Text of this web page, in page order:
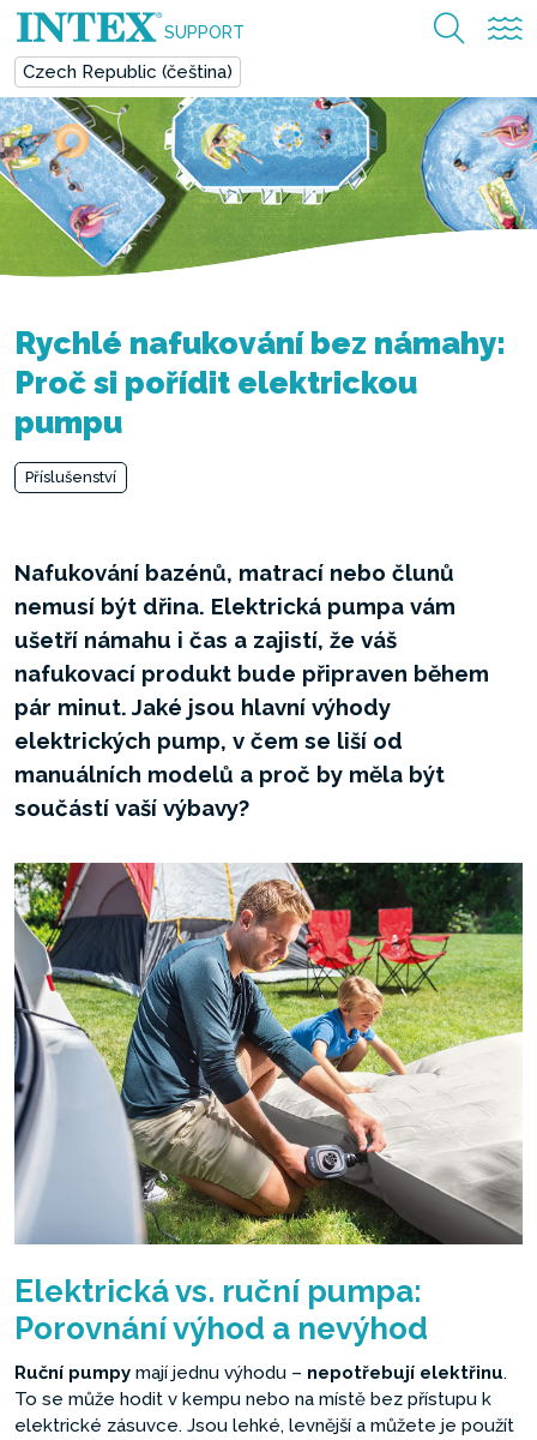
SUPPORT
Czech Republic (čeština)
Rychlé nafukování bez námahy:
Proč si pořídit elektrickou
pumpu
Příslušenství
Nafukování bazénů, matrací nebo člunů
nemusí být dřina. Elektrická pumpa vám
ušetří námahu i čas a zajistí, že váš
nafukovací produkt bude připraven během
pár minut. Jaké jsou hlavní výhody
elektrických pump, v čem se liší od
manuálních modelů a proč by měla být
součástí vaší výbavy?
Elektrická vs. ruční pumpa:
Porovnání výhod a nevýhod
Ruční pumpy mají jednu výhodu – nepotřebují elektřinu.
To se může hodit v kempu nebo na místě bez přístupu k
elektrické zásuvce. Jsou lehké, levnější a můžete je použít